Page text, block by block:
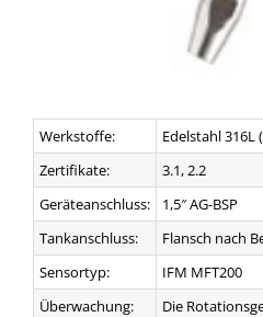
Werkstoffe:
Edelstahl 316L
Zertifikate:
3.1, 2.2
Geräteanschluss:
1,5″ AG-BSP
Tankanschluss:
Flansch nach
Sensortyp:
IFM MFT200
Überwachung:
Die